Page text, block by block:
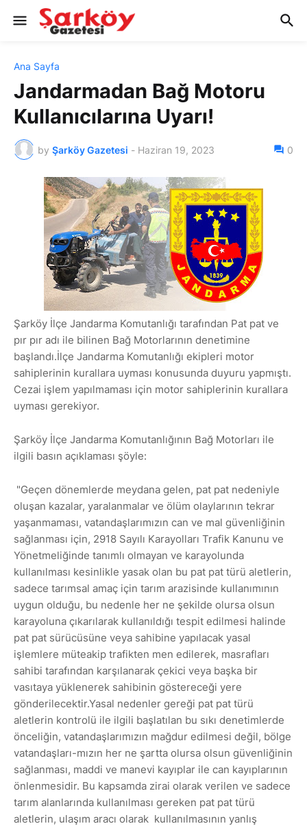
Ana Sayfa
Jandarmadan Bağ Motoru
Kullanıcılarına Uyarı!
by Şarköy Gazetesi - Haziran 19, 2023 0
Şarköy İlçe Jandarma Komutanlığı tarafından Pat pat ve
pır pır adı ile bilinen Bağ Motorlarının denetimine
başlandı.İlçe Jandarma Komutanlığı ekipleri motor
sahiplerinin kurallara uyması konusunda duyuru yapmıştı.
Cezai işlem yapılmaması için motor sahiplerinin kurallara
uyması gerekiyor.
Şarköy İlçe Jandarma Komutanlığının Bağ Motorları ile
ilgili basın açıklaması şöyle:
"Geçen dönemlerde meydana gelen, pat pat nedeniyle
oluşan kazalar, yaralanmalar ve ölüm olaylarının tekrar
yaşanmaması, vatandaşlarımızın can ve mal güvenliğinin
sağlanması için, 2918 Sayılı Karayolları Trafik Kanunu ve
Yönetmeliğinde tanımlı olmayan ve karayolunda
kullanılması kesinlikle yasak olan bu pat pat türü aletlerin,
sadece tarımsal amaç için tarım arazisinde kullanımının
uygun olduğu, bu nedenle her ne şekilde olursa olsun
karayoluna çıkarılarak kullanıldığı tespit edilmesi halinde
pat pat sürücüsüne veya sahibine yapılacak yasal
işlemlere müteakip trafikten men edilerek, masrafları
sahibi tarafından karşılanarak çekici veya başka bir
vasıtaya yüklenerek sahibinin göstereceği yere
gönderilecektir.Yasal nedenler gereği pat pat türü
aletlerin kontrolü ile ilgili başlatılan bu sıkı denetimlerde
önceliğin, vatandaşlarımızın mağdur edilmesi değil, bölge
vatandaşları-mızın her ne şartta olursa olsun güvenliğinin
sağlanması, maddi ve manevi kayıplar ile can kayıplarının
önlenmesidir. Bu kapsamda zirai olarak verilen ve sadece
tarım alanlarında kullanılması gereken pat pat türü
aletlerin, ulaşım aracı olarak kullanılmasının yanlış